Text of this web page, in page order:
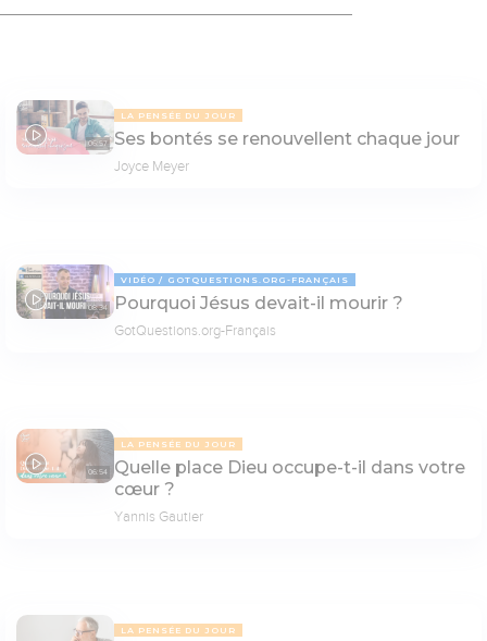
06:57
LA PENSÉE DU JOUR
Ses bontés se renouvellent chaque jour
Joyce Meyer
08:34
VIDÉO GOTQUESTIONS.ORG-FRANÇAIS
Pourquoi Jésus devait-il mourir ?
GotQuestions.org-Français
06:54
LA PENSÉE DU JOUR
Quelle place Dieu occupe-t-il dans votre
cœur ?
Yannis Gautier
LA PENSÉE DU JOUR